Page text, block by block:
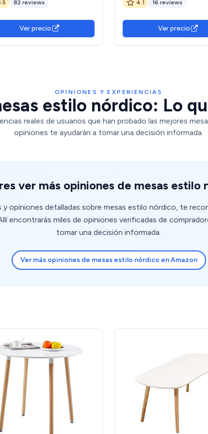
82 reviews
Ver precio
Cocina, Salón, Oficina, Café
Mesa: L110*An70*Al74cm
4.1 16 reviews
Ver precio
OPINIONES Y EXPERIENCIAS
estilo nórdico: Lo
reales de usuarios que han probado las mejores
opiniones te ayudarán a tomar una decisión informada.
ver más opiniones de mesas estilo
y opiniones detalladas sobre mesas estilo nórdico, te
encontrarás miles de opiniones verificadas de
tomar una decisión informada.
Ver más opiniones de mesas estilo nórdico en Amazon